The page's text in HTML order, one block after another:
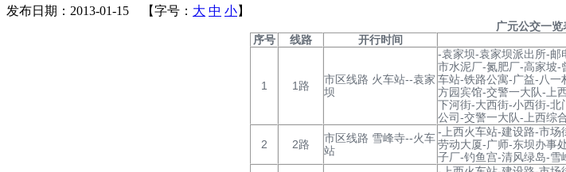
发布日期：2013-01-15 【字号： 大 中 小】
广元公交一览
序号
线路 开行时间
1 1路
市区线路 火车站--袁家
坝
-袁家坝-袁家坝派出所-邮
市水泥厂-氮肥厂-高家坡-
车站-铁路公寓-广益-八一
方园宾馆-交警一大队-上
下河街-大西街-小西街-北
公司-交警一大队-上西综
2 2路
市区线路 雪峰寺--火车
站
-上西火车站-建设路-市场
劳动大厦-广师-东坝办事
子厂-钓鱼宫-清风绿岛-雪